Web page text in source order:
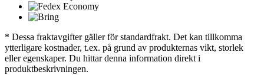
* Dessa fraktavgifter gäller för standardfrakt. Det kan tillkomma
ytterligare kostnader, t.ex. på grund av produkternas vikt, storlek
eller egenskaper. Du hittar denna information direkt i
produktbeskrivningen.